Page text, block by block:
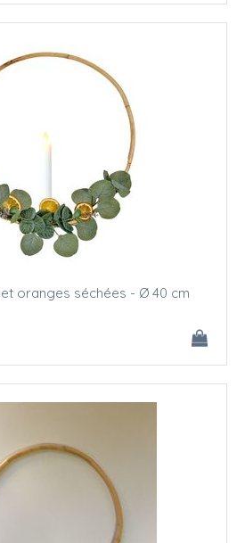
et oranges séchées - Ø 40 cm